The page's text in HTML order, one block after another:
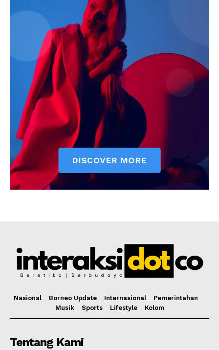
Nasional Borneo Update Internasional
Pemerintahan
Musik
Sports Lifestyle Kolom
Tentang Kami